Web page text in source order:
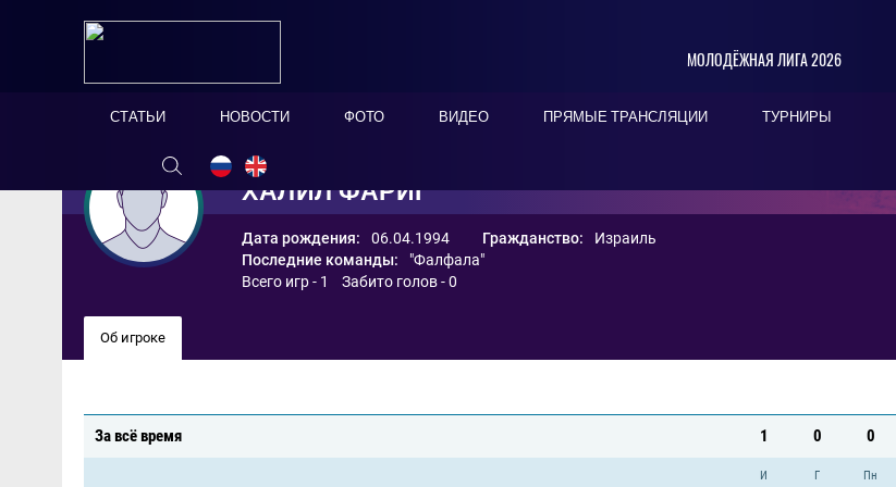
МОЛОДЁЖНАЯ ЛИГА 2026
СТАТЬИ НОВОСТИ ФОТО ВИДЕО ПРЯМЫЕ ТРАНСЛЯЦИИ ТУРНИРЫ
ХАЛИЛ ФАРИГ
Дата рождения: 06.04.1994 Гражданство:
Израиль
Последние команды:
"Фалфала"
Всего игр - 1 Забито голов - 0
Об игроке
За всё время 1 0 0
И Г Пн